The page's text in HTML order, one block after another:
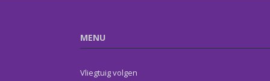
MENU
Vliegtuig volgen